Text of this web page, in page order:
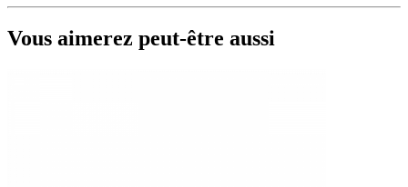
Vous aimerez peut-être aussi